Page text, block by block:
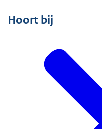
Hoort bij